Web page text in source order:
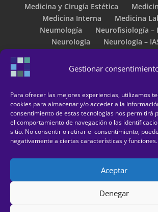
Gestionar
Para ofrecer las mejores experiencias, utilizamos
cookies para almacenar y/o acceder a la
consentimiento de estas tecnologías nos permitirá
el comportamiento de navegación o las
sitio. No consentir o retirar el consentimiento,
negativamente a ciertas características y funciones.
Aceptar
Denegar
Medicina y Cirugía Estética
Medicina Interna
Medicina
Neumología
Neurofisiología –
Neurología
Neurología –
Otorrinolaringología – Instituto de
Pediatría- Aparato Digestivo
Podología
Proctología
Psiquiatría
Psiquiatría
Reconocimientos Médicos
Traumatología – Luis Pérez
Traumatología – Nicolás
Unidad de Estimulación Magnética
Urología